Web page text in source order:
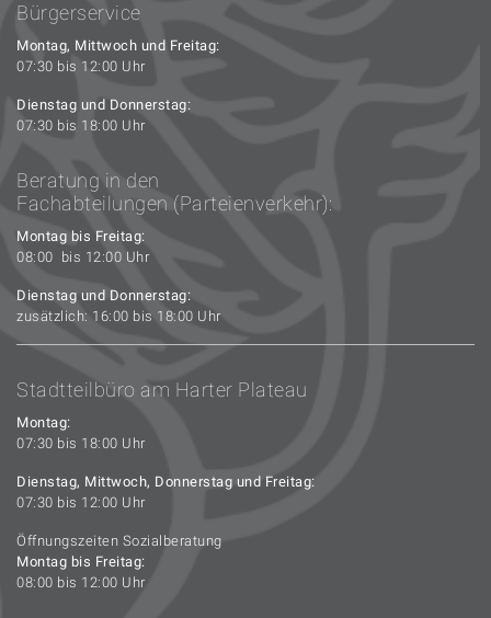
Bürgerservice
Montag, Mittwoch und Freitag:
07:30 bis 12:00 Uhr
Dienstag und Donnerstag:
07:30 bis 18:00 Uhr
Beratung in den
Fachabteilungen (Parteienverkehr):
Montag bis Freitag:
08:00 bis 12:00 Uhr
Dienstag und Donnerstag:
zusätzlich: 16:00 bis 18:00 Uhr
Stadtteilbüro am Harter Plateau
Montag:
07:30 bis 18:00 Uhr
Dienstag, Mittwoch, Donnerstag und Freitag:
07:30 bis 12:00 Uhr
Öffnungszeiten Sozialberatung
Montag bis Freitag:
08:00 bis 12:00 Uhr